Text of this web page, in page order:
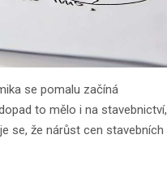
se pomalu začíná
to mělo i na stavebnictví,
se, že nárůst cen stavebních